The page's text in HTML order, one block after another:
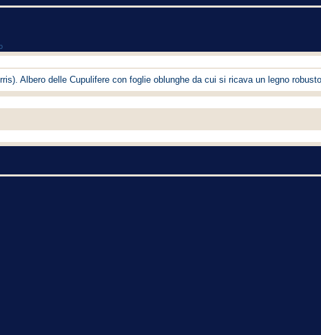
Albero delle Cupulifere con foglie oblunghe da cui si ricava un legno